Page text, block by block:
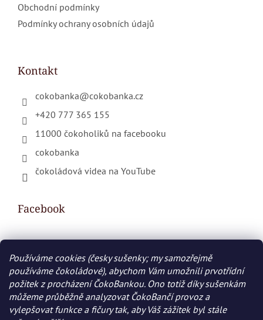
Používáme cookies (česky sušenky; my samozřejmě
používáme čokoládové), abychom Vám umožnili prvotřídní
požitek z procházení ČokoBankou. Ono totiž díky sušenkám
můžeme průběžně analyzovat ČokoBančí provoz a
vylepšovat funkce a fičury tak, aby Váš zážitek byl stále
Obchodní podmínky
Podmínky ochrany osobních údajů
Kontakt
cokobanka@cokobanka.cz
+420 777 365 155
11000 čokoholiků na facebooku
cokobanka
čokoládová videa na YouTube
Facebook
Nákupní košík
0KS /0 KČ